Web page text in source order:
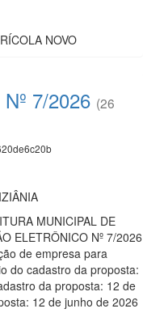
NOVO
7/2026 (26
MUNICIPAL DE
ELETRÔNICO Nº 7/2026
de empresa para
do cadastro da proposta:
da proposta: 12 de
12 de junho de 2026